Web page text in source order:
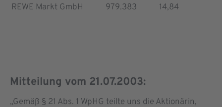
REWE Markt GmbH
979.383 14,84
Mitteilung vom 21.07.2003:
„Gemäß § 21 Abs. 1 WpHG teilte uns die Aktionärin,